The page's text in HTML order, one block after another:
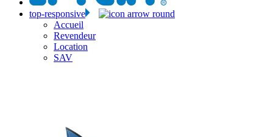
top-responsive
Accueil
Revendeur
Location
SAV